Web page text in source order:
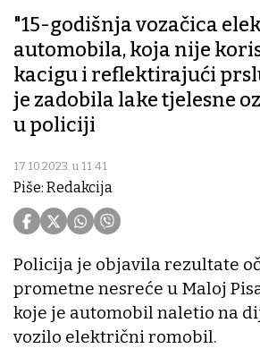
"15-godišnja vozačica
automobila, koja nije
kacigu i reflektirajući
je zadobila lake tjelesne
u policiji
17.10.2023. u 11:41
Piše: Redakcija
Policija je objavila rezultate
prometne nesreće u Maloj
koje je automobil naletio na
vozilo električni romobil.